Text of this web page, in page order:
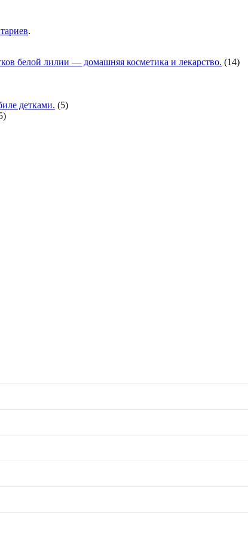
.
белой лилии — домашняя косметика и лекарство. (14)
детками. (5)